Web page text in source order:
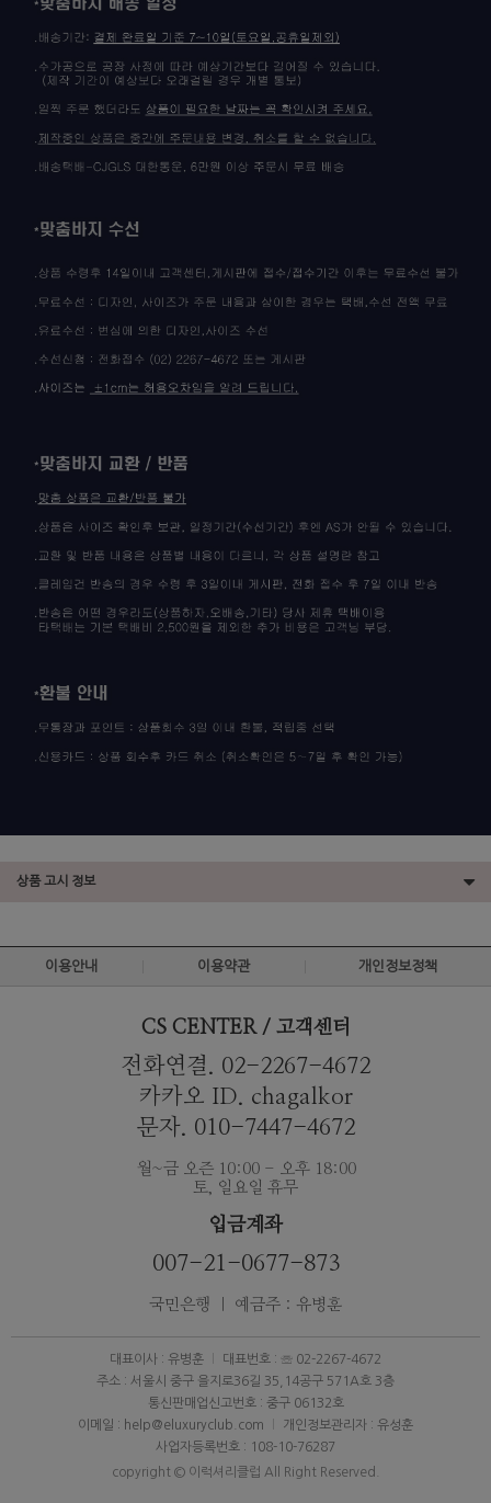
상품 고시 정보
이용안내 이용약관 개인정보정책
CS CENTER / 고객센터
전화연결. 02-2267-4672
카카오 ID. chagalkor
문자. 010-7447-4672
월~금 오즌 10:00 - 오후 18:00
토, 일요일 휴무
입금계좌
007-21-0677-873
국민은행 ｜ 예금주 : 유병훈
대표이사 : 유병훈
대표번호 : ☏ 02-2267-4672
주소 : 서울시 중구 을지로36길 35,14공구 571A호 3층
통신판매업신고번호 : 중구 06132호
이메일 : help@eluxuryclub.com
개인정보관리자 : 유성훈
사업자등록번호 : 108-10-76287
copyright © 이럭셔리클럽 All Right Reserved.